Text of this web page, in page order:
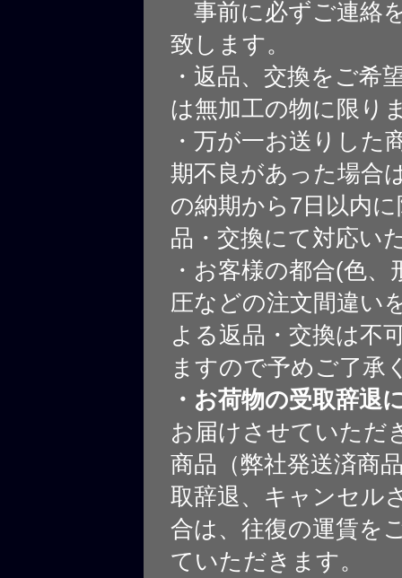
事前に必ずご連絡
致します。
・返品、交換をご希
は無加工の物に限り
・万が一お送りした
期不良があった場合
の納期から7日以内
品・交換にて対応い
・お客様の都合(色、
圧などの注文間違い
よる返品・交換は不
ますので予めご了承
・お荷物の受取辞退
お届けさせていただ
商品（弊社発送済商
取辞退、キャンセル
合は、往復の運賃を
ていただきます。